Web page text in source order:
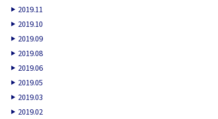
2019.11
2019.10
2019.09
2019.08
2019.06
2019.05
2019.03
2019.02